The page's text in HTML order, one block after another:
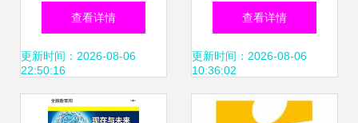
加盟 可靠性分析与
跆拳道技术咨询解
答
查看详情
更新时间：2026-08-06
22:50:16
术咨询 提升技能的
专业指南
查看详情
更新时间：2026-08-06
10:36:02